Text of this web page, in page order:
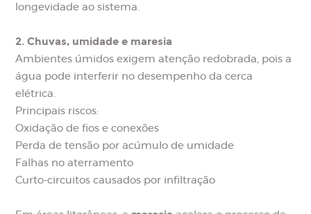
longevidade ao sistema.
2. Chuvas, umidade e maresia
Ambientes úmidos exigem atenção redobrada, pois a
água pode interferir no desempenho da cerca
elétrica.
Principais riscos:
Oxidação de fios e conexões
Perda de tensão por acúmulo de umidade
Falhas no aterramento
Curto-circuitos causados por infiltração